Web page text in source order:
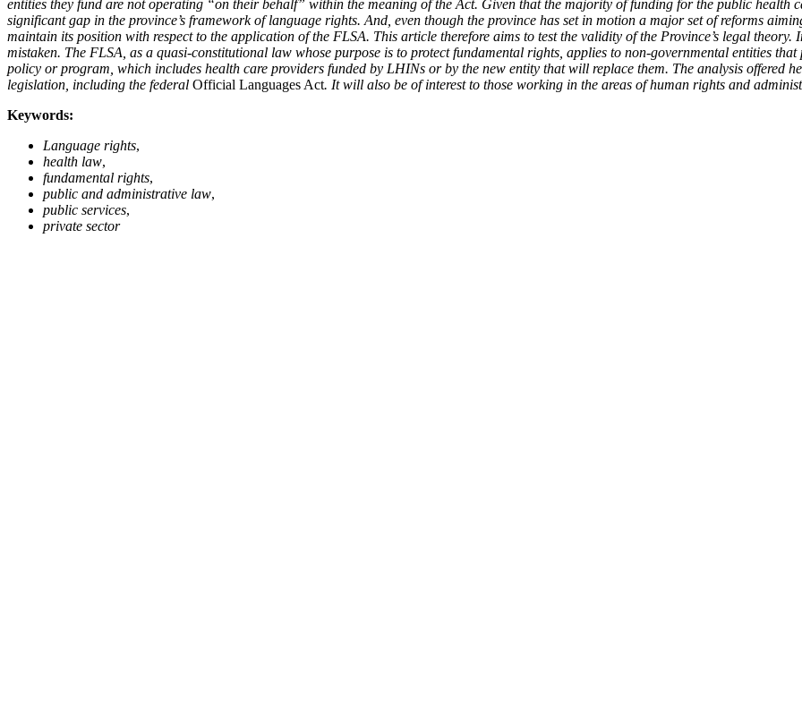
entities they fund are not operating “on their behalf” within the meaning of the Act. Given that the majority of funding for the public health
significant gap in the province’s framework of language rights. And, even though the province has set in motion a major set of reforms
maintain its position with respect to the application of the FLSA. This article therefore aims to test the validity of the Province’s legal
mistaken. The FLSA, as a quasi-constitutional law whose purpose is to protect fundamental rights, applies to non-governmental entities
policy or program, which includes health care providers funded by LHINs or by the new entity that will replace them. The analysis offered
legislation, including the federal Official Languages Act. It will also be of interest to those working in the areas of human rights and
Keywords:
Language rights,
health law,
fundamental rights,
public and administrative law,
public services,
private sector